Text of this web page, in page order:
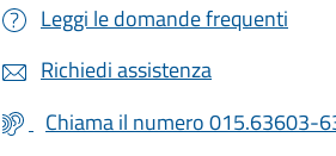
Leggi le domande frequenti
Richiedi assistenza
Chiama il numero 015.63603-